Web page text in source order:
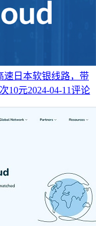
速日本软银线路，带
10元2024-04-11评论